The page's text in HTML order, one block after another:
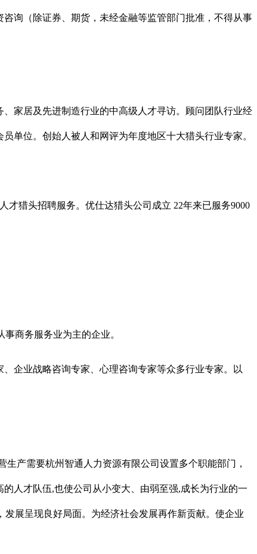
询（除证券、期货，未经金融等监管部门批准，不得从事
家居及先进制造行业的中高级人才寻访。顾问团队行业经
单位。创始人被人和网评为年度地区十大猎头行业专家。
才猎头招聘服务。优仕达猎头公司成立 22年来已服务9000
商务服务业为主的企业。
企业战略咨询专家、心理咨询专家等众多行业专家。以
产需要杭州智通人力资源有限公司设置多个职能部门，
人才队伍,也使公司从小变大、由弱至强,成长为行业的一
展呈现良好局面。为经济社会发展再作新贡献。使企业